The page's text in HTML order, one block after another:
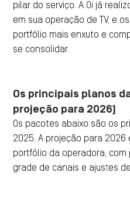
pilar do serviço. A Oi já
em sua operação de TV, e
portfólio mais enxuto e
se consolidar.
Os principais planos
projeção para 2026)
Os pacotes abaixo são os
2025. A projeção para
portfólio da operadora,
grade de canais e ajustes